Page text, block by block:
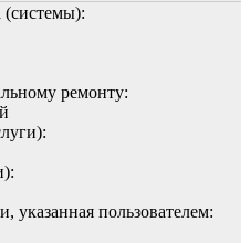
(системы):
ремонту:
указанная пользователем: